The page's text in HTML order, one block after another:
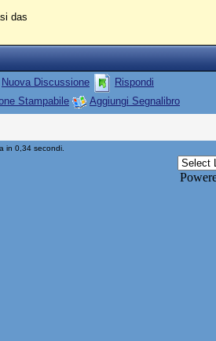
das
Nuova Discussione
Rispondi
Stampabile
Aggiungi Segnalibro
in 0,34 secondi.